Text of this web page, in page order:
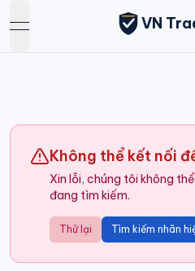
open navigation menu
VN
Không thể kết nối
Xin lỗi, chúng tôi không
đang tìm kiếm.
Thử lại Tìm kiếm nhãn